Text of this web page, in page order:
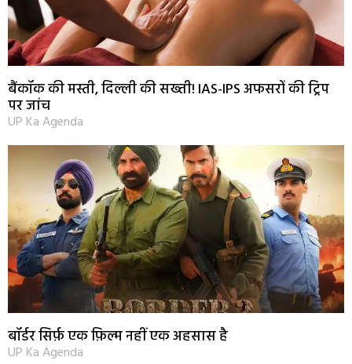
बैंकॉक की मस्ती, दिल्ली की सख्ती! IAS-IPS अफसरों की ट्रिप
पर जांच
UP Ka Agenda
बॉर्डर सिर्फ़ एक फ़िल्म नहीं एक अहसास है
UP Ka Agenda